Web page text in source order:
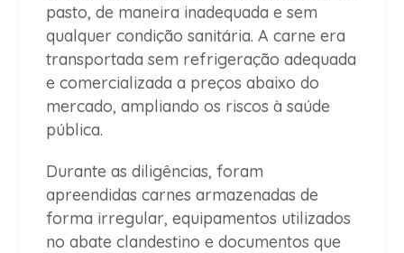
pasto, de maneira inadequada e sem
qualquer condição sanitária. A carne era
transportada sem refrigeração adequada
e comercializada a preços abaixo do
mercado, ampliando os riscos à saúde
pública.
Durante as diligências, foram
apreendidas carnes armazenadas de
forma irregular, equipamentos utilizados
no abate clandestino e documentos que